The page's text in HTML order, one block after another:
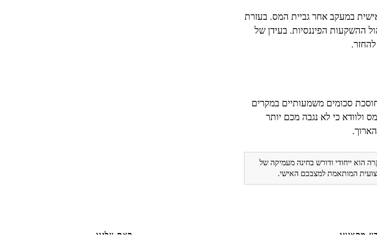
אישית במעקב אחר גביית המס. בעזרת
ההשקעות הפיננסיות. בעידן של
סכומים משמעותיים במקרים
ולוודא כי לא נגבה מכם יותר
הוא ייחודי ודורש בחינה מעמיקה של
המותאמת למצבכם האישי.